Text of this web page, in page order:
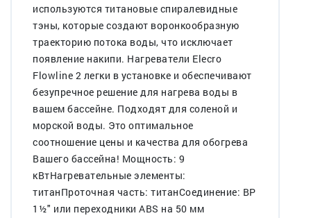
используются титановые спиралевидные
тэны, которые создают воронкообразную
траекторию потока воды, что исключает
появление накипи. Нагреватели Elecro
Flowline 2 легки в установке и обеспечивают
безупречное решение для нагрева воды в
вашем бассейне. Подходят для соленой и
морской воды. Это оптимальное
соотношение цены и качества для обогрева
Вашего бассейна! Мощность: 9
кВтНагревательные элементы:
титанПроточная часть: титанСоединение: ВР
1½" или переходники ABS на 50 мм